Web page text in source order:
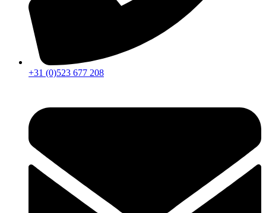
+31 (0)523 677 208